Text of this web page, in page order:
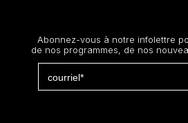
Abonnez-vous à notre infolettre
de nos programmes, de nos